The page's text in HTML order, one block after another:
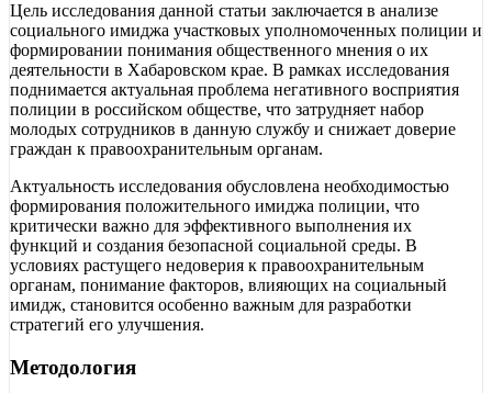
Цель исследования данной статьи заключается в анализе
социального имиджа участковых уполномоченных полиции и
формировании понимания общественного мнения о их
деятельности в Хабаровском крае. В рамках исследования
поднимается актуальная проблема негативного восприятия
полиции в российском обществе, что затрудняет набор
молодых сотрудников в данную службу и снижает доверие
граждан к правоохранительным органам.
Актуальность исследования обусловлена необходимостью
формирования положительного имиджа полиции, что
критически важно для эффективного выполнения их
функций и создания безопасной социальной среды. В
условиях растущего недоверия к правоохранительным
органам, понимание факторов, влияющих на социальный
имидж, становится особенно важным для разработки
стратегий его улучшения.
Методология